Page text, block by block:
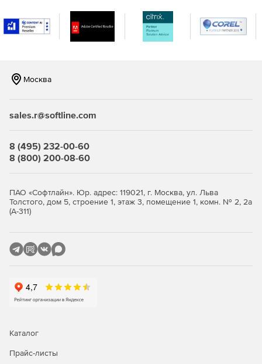
Москва
sales.r@softline.com
8 (495) 232-00-60
8 (800) 200-08-60
ПАО «Софтлайн». Юр. адрес: 119021, г. Москва, ул. Льва
Толстого, дом 5, строение 1, этаж 3, помещение 1, комн. № 2, 2а
(А-311)
Каталог
Прайс-листы